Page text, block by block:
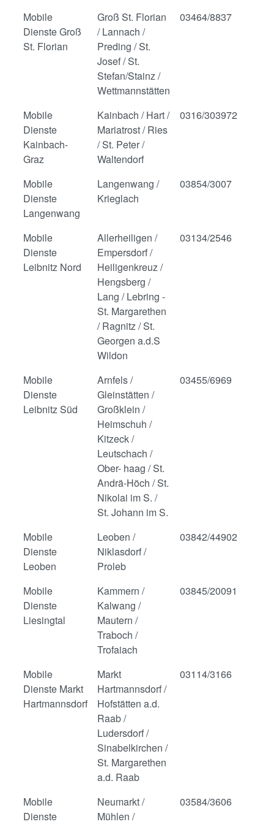
Mobile
Dienste Groß
St. Florian
Groß St. Florian
/ Lannach /
Preding / St.
Josef / St.
Stefan/Stainz /
Wettmannstätten
03464/8837
Mobile
Dienste
Kainbach-
Graz
Kainbach / Hart /
Mariatrost / Ries
/ St. Peter /
Waltendorf
0316/303972
Mobile
Dienste
Langenwang
Langenwang /
Krieglach
03854/3007
Mobile
Dienste
Leibnitz Nord
Allerheiligen /
Empersdorf /
Heiligenkreuz /
Hengsberg /
Lang / Lebring -
St. Margarethen
/ Ragnitz / St.
Georgen a.d.S
Wildon
03134/2546
Mobile
Dienste
Leibnitz Süd
Arnfels /
Gleinstätten /
Großklein /
Heimschuh /
Kitzeck /
Leutschach /
Ober- haag / St.
Andrä-Höch / St.
Nikolai im S. /
St. Johann im S.
03455/6969
Mobile
Dienste
Leoben
Leoben /
Niklasdorf /
Proleb
03842/44902
Mobile
Dienste
Liesingtal
Kammern /
Kalwang /
Mautern /
Traboch /
Trofaiach
03845/20091
Mobile
Dienste Markt
Hartmannsdorf
Markt
Hartmannsdorf /
Hofstätten a.d.
Raab /
Ludersdorf /
Sinabelkirchen /
St. Margarethen
a.d. Raab
03114/3166
Mobile
Dienste
Neumarkt /
Mühlen /
03584/3606